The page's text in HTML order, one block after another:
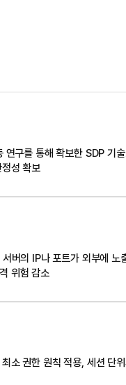
연구를 통해 확보한 SDP 기
성 확보
버의 IP나 포트가 외부에 노
위험 감소
소 권한 원칙 적용, 세션 단